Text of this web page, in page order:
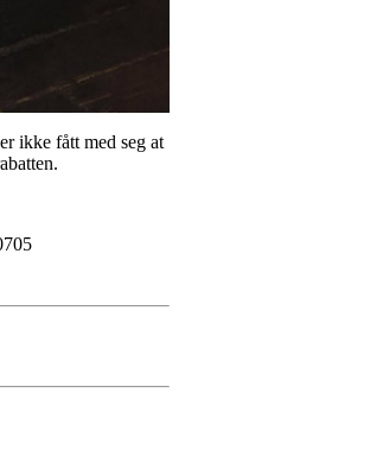
ikke fått med seg at